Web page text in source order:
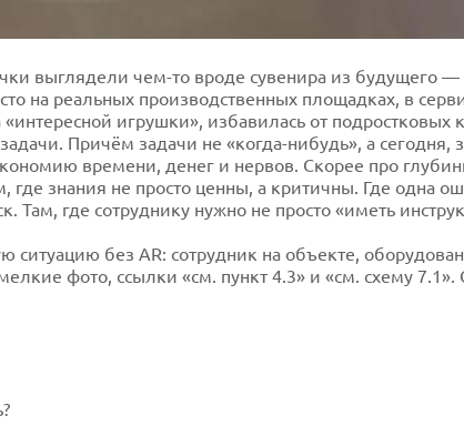
выглядели чем-то вроде сувенира из будущего
на реальных производственных площадках, в
«интересной игрушки», избавилась от
Причём задачи не «когда-нибудь», а сегодня,
времени, денег и нервов. Скорее про
где знания не просто ценны, а критичны. Где одна
Там, где сотруднику нужно не просто «иметь
ситуацию без AR: сотрудник на объекте,
фото, ссылки «см. пункт 4.3» и «см. схему 7.1».